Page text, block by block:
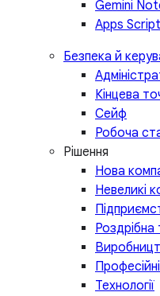
Gemini
Apps Script
Безпека й
Кінцева
Сейф
Робоча
Рішення
Нова
Невеликі
Роздрібна
Технології